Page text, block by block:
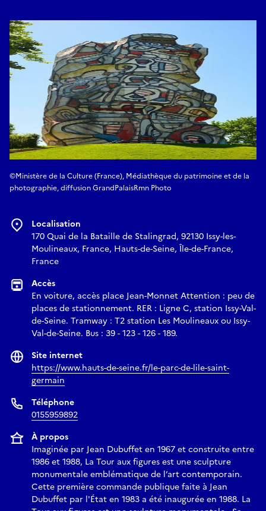
©Ministère de la Culture (France), Médiathèque du patrimoine et de la
photographie, diffusion GrandPalaisRmn Photo
Localisation
170 Quai de la Bataille de Stalingrad, 92130 Issy-les-
Moulineaux, France, Hauts-de-Seine, Île-de-France,
France
Accès
En voiture, accès place Jean-Monnet Attention : peu de
places de stationnement. RER : Ligne C, station Issy-Val-
de-Seine. Tramway : T2 station Les Moulineaux ou Issy-
Val-de-Seine. Bus : 39 - 123 - 126 - 189.
Site internet
https://www.hauts-de-seine.fr/le-parc-de-lile-saint-
germain
Téléphone
0155959892
À propos
Imaginée par Jean Dubuffet en 1967 et construite entre
1986 et 1988, La Tour aux figures est une sculpture
monumentale emblématique de l’art contemporain.
Cette première commande publique faite à Jean
Dubuffet par l'État en 1983 a été inaugurée en 1988. La